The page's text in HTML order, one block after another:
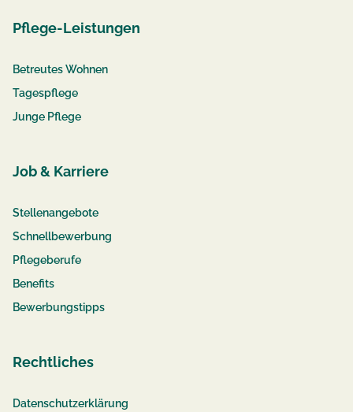
Pflege-Leistungen
Betreutes Wohnen
Tagespflege
Junge Pflege
Job & Karriere
Stellenangebote
Schnellbewerbung
Pflegeberufe
Benefits
Bewerbungstipps
Rechtliches
Datenschutzerklärung